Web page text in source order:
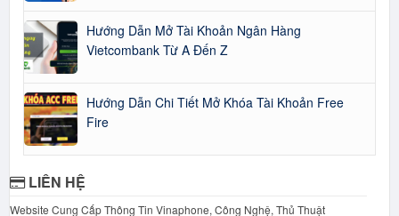
Hướng Dẫn Mở Tài Khoản Ngân Hàng
Vietcombank Từ A Đến Z
Hướng Dẫn Chi Tiết Mở Khóa Tài Khoản Free
Fire
LIÊN HỆ
Website Cung Cấp Thông Tin Vinaphone, Công Nghệ, Thủ Thuật